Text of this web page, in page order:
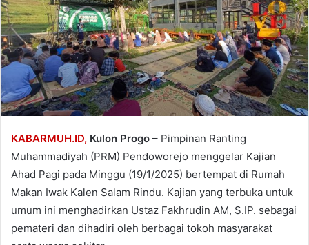
KABARMUH.ID, Kulon Progo – Pimpinan Ranting
Muhammadiyah (PRM) Pendoworejo menggelar Kajian
Ahad Pagi pada Minggu (19/1/2025) bertempat di Rumah
Makan Iwak Kalen Salam Rindu. Kajian yang terbuka untuk
umum ini menghadirkan Ustaz Fakhrudin AM, S.IP. sebagai
pemateri dan dihadiri oleh berbagai tokoh masyarakat